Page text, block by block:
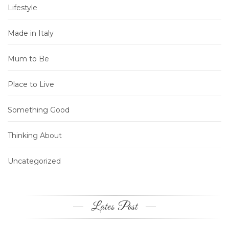
Lifestyle
Made in Italy
Mum to Be
Place to Live
Something Good
Thinking About
Uncategorized
Lates Post